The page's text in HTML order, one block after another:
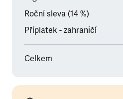
Roční sleva (14 %)
Příplatek - zahraničí
Celkem